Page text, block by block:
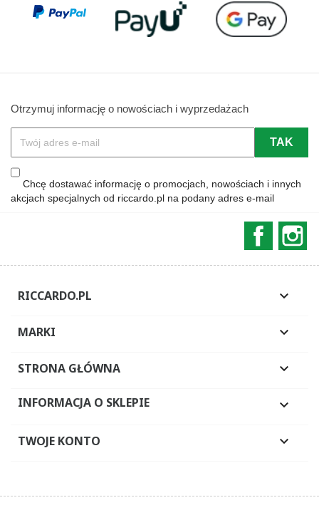
Otrzymuj informację o nowościach i wyprzedażach
Chcę dostawać informację o promocjach, nowościach i innych
akcjach specjalnych od riccardo.pl na podany adres e-mail
RICCARDO.PL 
MARKI 
STRONA GŁÓWNA 
INFORMACJA O SKLEPIE 
TWOJE KONTO 